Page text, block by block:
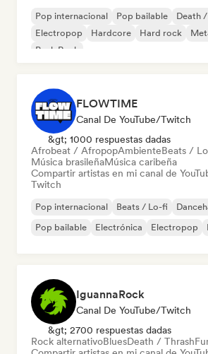
Pop internacional Pop bailable
Death
Electropop
Hardcore Hard rock
Punk Rock
FLOWTIME
Canal De YouTube/Twitch
&gt; 1000 respuestas dadas
Afrobeat / AfropopAmbienteBeats /
Música brasileñaMúsica caribeña
Compartir artistas en mi canal de
Twitch
Pop internacional Beats / Lo-fi
Pop bailable
Electrónica Electropop
IguannaRock
Canal De YouTube/Twitch
&gt; 2700 respuestas dadas
Rock alternativoBluesDeath / Thrash